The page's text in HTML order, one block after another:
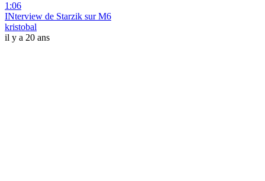
1:06
INterview de Starzik sur M6
kristobal
il y a 20 ans